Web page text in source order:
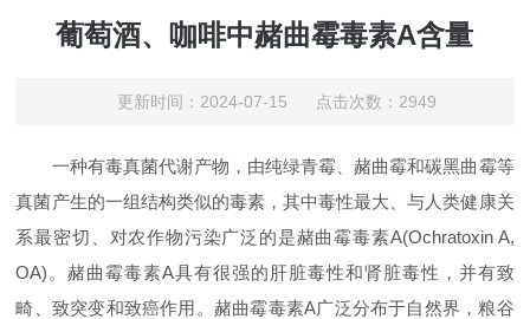
葡萄酒、咖啡中赭曲霉毒素A含量
更新时间：2024-07-15 点击次数：2949
一种有毒真菌代谢产物，由纯绿青霉、赭曲霉和碳黑曲霉等
真菌产生的一组结构类似的毒素，其中毒性最大、与人类健康关
系最密切、对农作物污染广泛的是赭曲霉毒素A(Ochratoxin A,
OA)。赭曲霉毒素A具有很强的肝脏毒性和肾脏毒性，并有致
畸、致突变和致癌作用。赭曲霉毒素A广泛分布于自然界，粮谷